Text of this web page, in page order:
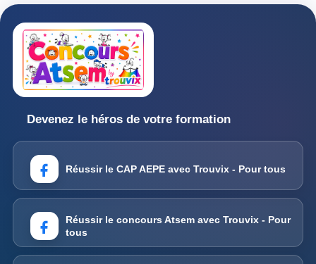
Devenez le héros de votre formation
Réussir le CAP AEPE avec Trouvix - Pour tous
Réussir le concours Atsem avec Trouvix - Pour
tous